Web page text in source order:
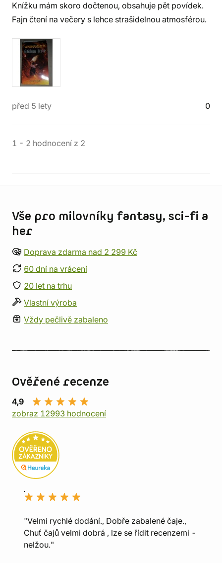
Knížku mám skoro dočtenou, obsahuje pět povídek.
Fajn čtení na večery s lehce strašidelnou atmosférou.
před 5 lety 0
1 - 2 hodnocení z 2
Vše pro milovníky fantasy, sci-fi a
her
Doprava zdarma nad 2 299 Kč
60 dní na vrácení
20 let na trhu
Vlastní výroba
Vždy pečlivě zabaleno
Ověřené recenze
4,9
zobraz 12993 hodnocení
"Velmi rychlé dodání., Dobře zabalené čaje.,
Chuť čajů velmi dobrá , lze se řídit recenzemi -
nelžou."